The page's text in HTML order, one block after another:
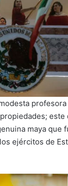
maya que
ejércitos de